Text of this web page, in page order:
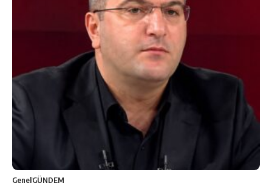
GenelGÜNDEM